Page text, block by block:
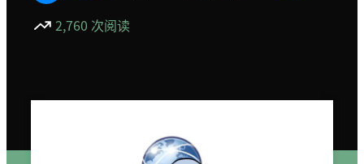
2,760 次阅读